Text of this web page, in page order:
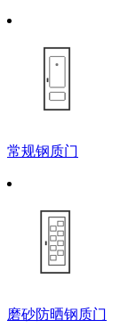
常规钢质门
磨砂防晒钢质门